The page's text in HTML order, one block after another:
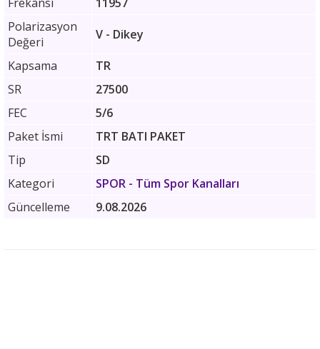
Polarizasyon
Değeri
V - Dikey
Kapsama
TR
SR
27500
FEC
5/6
Paket İsmi
TRT BATI PAKET
Tip
SD
Kategori
SPOR - Tüm Spor Kanalları
Güncelleme
9.08.2026